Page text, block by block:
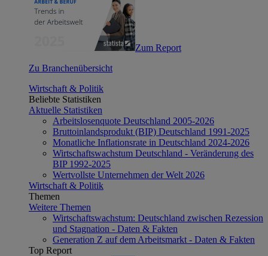
Zum Report
Zu Branchenübersicht
Wirtschaft & Politik
Beliebte Statistiken
Aktuelle Statistiken
Arbeitslosenquote Deutschland 2005-2026
Bruttoinlandsprodukt (BIP) Deutschland 1991-2025
Monatliche Inflationsrate in Deutschland 2024-2026
Wirtschaftswachstum Deutschland - Veränderung des
BIP 1992-2025
Wertvollste Unternehmen der Welt 2026
Wirtschaft & Politik
Themen
Weitere Themen
Wirtschaftswachstum: Deutschland zwischen Rezession
und Stagnation - Daten & Fakten
Generation Z auf dem Arbeitsmarkt - Daten & Fakten
Top Report